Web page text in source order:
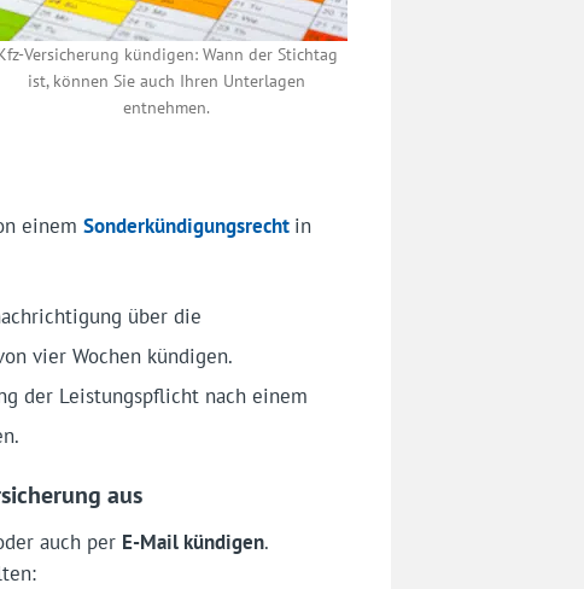
Versicherung kündigen: Wann der Stichtag
ist, können Sie auch Ihren Unterlagen
entnehmen.
einem Sonderkündigungsrecht in
über die
vier Wochen kündigen.
der Leistungspflicht nach einem
aus
auch per E-Mail kündigen.